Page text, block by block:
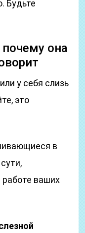
Будьте
почему она
у себя слизь
это
в
работе ваших